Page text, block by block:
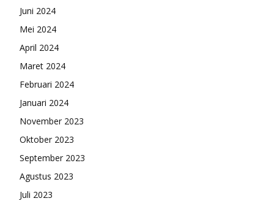
Juni 2024
Mei 2024
April 2024
Maret 2024
Februari 2024
Januari 2024
November 2023
Oktober 2023
September 2023
Agustus 2023
Juli 2023